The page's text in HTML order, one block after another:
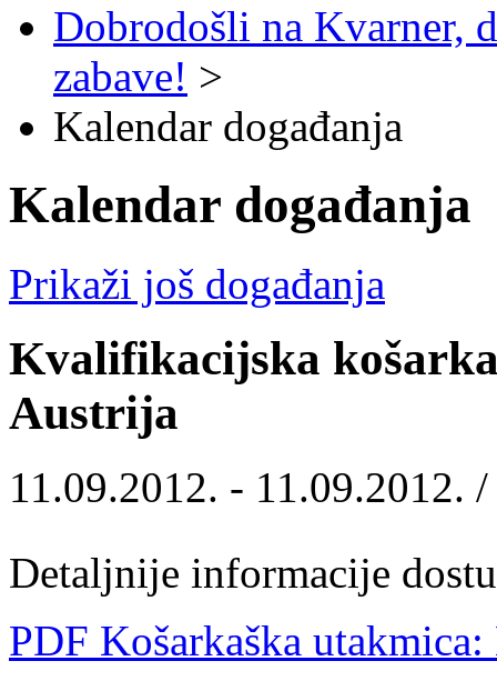
Dobrodošli na Kvarner,
zabave! >
Kalendar događanja
Kalendar događanja
Prikaži još događanja
Kvalifikacijska
Austrija
11.09.2012. - 11.09.2012.
Detaljnije informacije
PDF Košarkaška